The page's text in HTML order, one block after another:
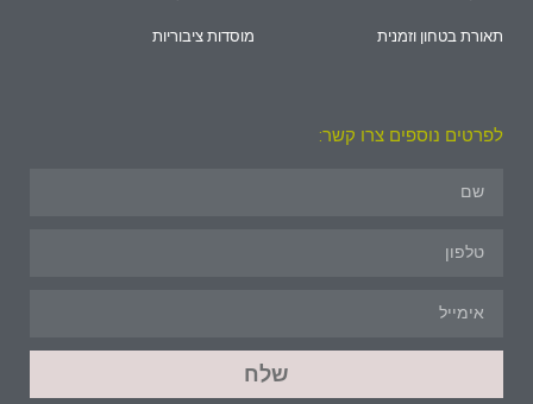
תאורת בטחון וזמנית מוסדות ציבוריות
לפרטים נוספים צרו קשר:
שלח